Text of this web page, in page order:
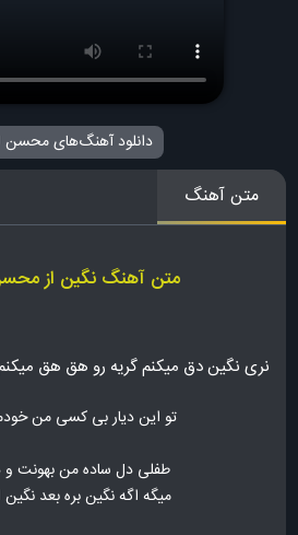
دانلود آهنگ‌های محسن
متن آهنگ
متن آهنگ نگین از
نری نگین دق میکنم گریه رو هق هق
تو این دیار بی کسی من
طفلی دل ساده من بهونت و
میگه اگه نگین بره بعد نگین